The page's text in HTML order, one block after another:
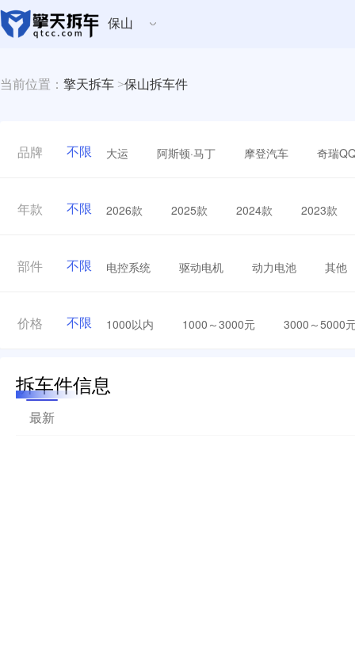
保山
当前位置： 擎天拆车 >保山拆车件
品牌 不限 大运 阿斯顿·马丁 摩登汽车 奇瑞
年款 不限 2026款 2025款 2024款 2023款
部件 不限 电控系统 驱动电机 动力电池 其他
价格 不限 1000以内 1000～3000元 3000～5000
拆车件信息
最新